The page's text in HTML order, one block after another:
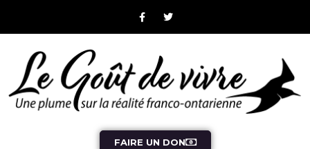
FAIRE UN DON